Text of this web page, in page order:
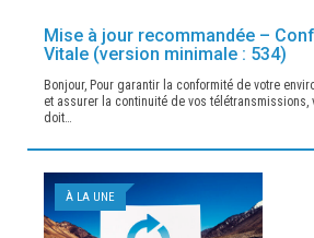
Mise à jour recommandée –
Vitale (version minimale : 534)
Bonjour, Pour garantir la conformité de votre
et assurer la continuité de vos
doit…
À LA UNE